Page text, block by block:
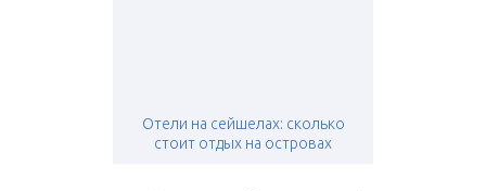
Отели на сейшелах: сколько
стоит отдых на островах